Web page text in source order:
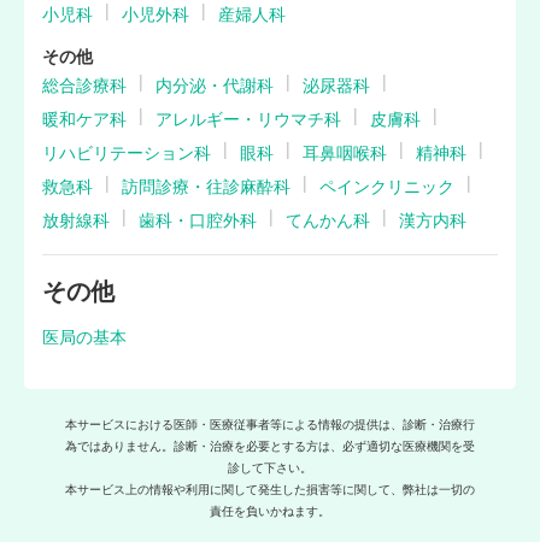
小児科
小児外科
産婦人科
その他
総合診療科
内分泌・代謝科
泌尿器科
暖和ケア科
アレルギー・リウマチ科
皮膚科
リハビリテーション科
眼科 耳鼻咽喉科
精神科
救急科
訪問診療・往診麻酔科
ペインクリニック
放射線科
歯科・口腔外科 てんかん科 漢方内科
その他
医局の基本
本サービスにおける医師・医療従事者等による情報の提供は、診断・治療行
為ではありません。診断・治療を必要とする方は、必ず適切な医療機関を受
診して下さい。
本サービス上の情報や利用に関して発生した損害等に関して、弊社は一切の
責任を負いかねます。